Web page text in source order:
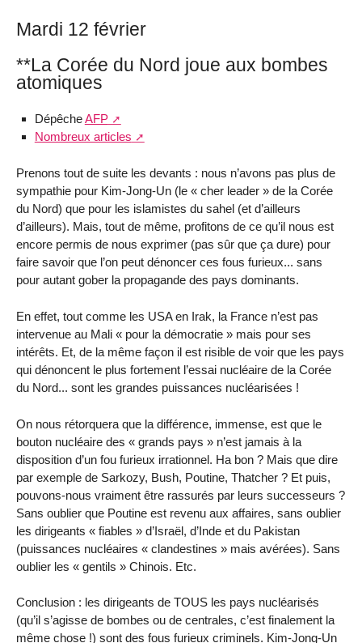
Mardi 12 février
**La Corée du Nord joue aux bombes
atomiques
DépêcheAFP
Nombreux articles
Prenons tout de suite les devants : nous n’avons pas plus de
sympathie pour Kim-Jong-Un (le « cher leader » de la Corée
du Nord) que pour les islamistes du sahel (et d’ailleurs
d’ailleurs). Mais, tout de même, profitons de ce qu’il nous est
encore permis de nous exprimer (pas sûr que ça dure) pour
faire savoir que l’on peut dénoncer ces fous furieux... sans
pour autant gober la propagande des pays dominants.
En effet, tout comme les USA en Irak, la France n’est pas
intervenue au Mali « pour la démocratie » mais pour ses
intérêts. Et, de la même façon il est risible de voir que les pays
qui dénoncent le plus fortement l’essai nucléaire de la Corée
du Nord... sont les grandes puissances nucléarisées !
On nous rétorquera que la différence, immense, est que le
bouton nucléaire des « grands pays » n’est jamais à la
disposition d’un fou furieux irrationnel. Ha bon ? Mais que dire
par exemple de Sarkozy, Bush, Poutine, Thatcher ? Et puis,
pouvons-nous vraiment être rassurés par leurs successeurs ?
Sans oublier que Poutine est revenu aux affaires, sans oublier
les dirigeants « fiables » d’Israël, d’Inde et du Pakistan
(puissances nucléaires « clandestines » mais avérées). Sans
oublier les « gentils » Chinois. Etc.
Conclusion : les dirigeants de TOUS les pays nucléarisés
(qu’il s’agisse de bombes ou de centrales, c’est finalement la
même chose !) sont des fous furieux criminels. Kim-Jong-Un